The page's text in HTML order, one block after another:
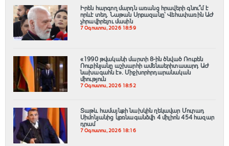
Իրեն հարգող մարդն առանց հրավերի գնու՞մ է
որևէ տեղ. Նաթան Սրբազանը՝ Վեհափառին ԱԺ
չհրավիրելու մասին
7 Օգոստոս, 2026 18:59
«1990 թվականի մարտի 8-ին ծնված Ռուբեն
Ռուբինյանը աշխարհի ամենաերիտասարդ ԱԺ
նախագահն է»․ Միջխորհրդարանական
միություն
7 Օգոստոս, 2026 18:52
Տաթև համայնքի նախկին ղեկավար Մուրադ
Սիմոնյանից կբռնագանձվի 4 միլիոն 454 հազար
դրամ
7 Օգոստոս, 2026 18:16